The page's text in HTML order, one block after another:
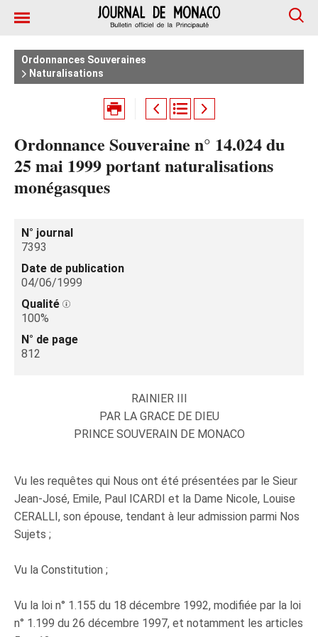
Ordonnances Souveraines
Naturalisations
Ordonnance Souveraine n° 14.024 du
25 mai 1999 portant naturalisations
monégasques
N° journal
7393
Date de publication
04/06/1999
Qualité
100%
N° de page
812
RAINIER III
PAR LA GRACE DE DIEU
PRINCE SOUVERAIN DE MONACO
Vu les requêtes qui Nous ont été présentées par le Sieur
Jean-José, Emile, Paul ICARDI et la Dame Nicole, Louise
CERALLI, son épouse, tendant à leur admission parmi Nos
Sujets ;
Vu la Constitution ;
Vu la loi n° 1.155 du 18 décembre 1992, modifiée par la loi
n° 1.199 du 26 décembre 1997, et notamment les articles